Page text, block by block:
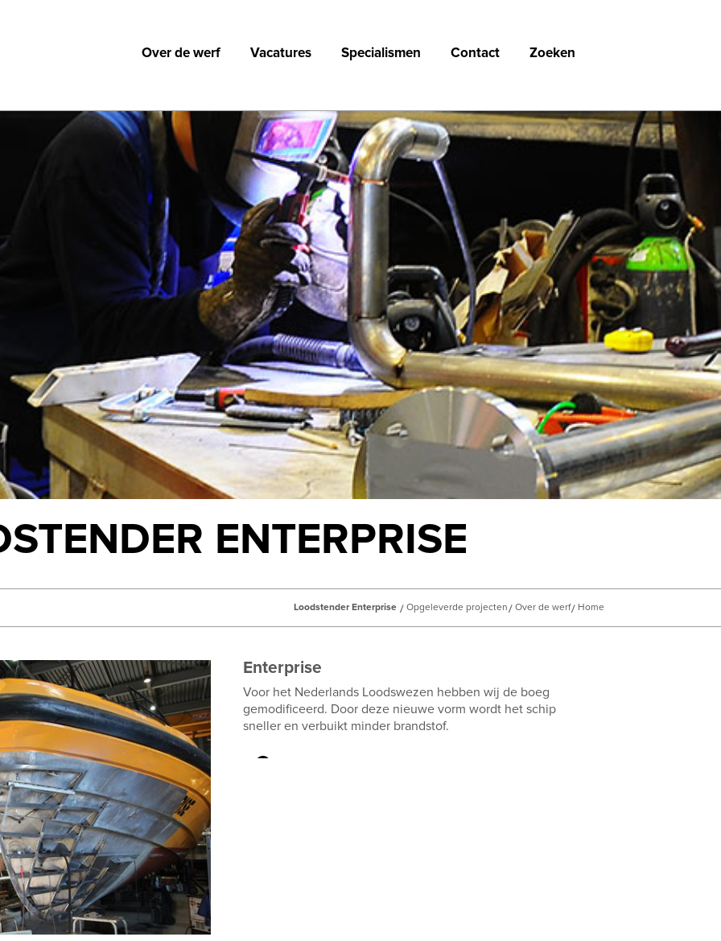
Over de werf Vacatures Specialismen Contact Zoeken
ENTERPRISE
Home
Over de werf
Opgeleverde projecten
Loodstender Enterprise
Enterprise
Voor het Nederlands Loodswezen hebben wij de boeg
gemodificeerd. Door deze nieuwe vorm wordt het schip
sneller en verbuikt minder brandstof.